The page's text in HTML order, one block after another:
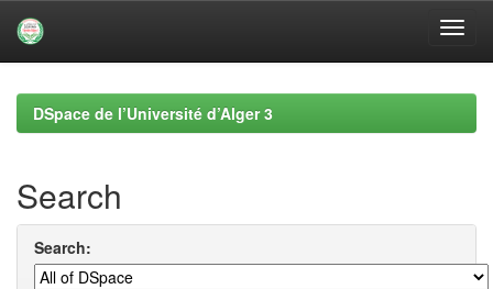
navigationDSpace de l’Université d’Alger 3
Search
Search: